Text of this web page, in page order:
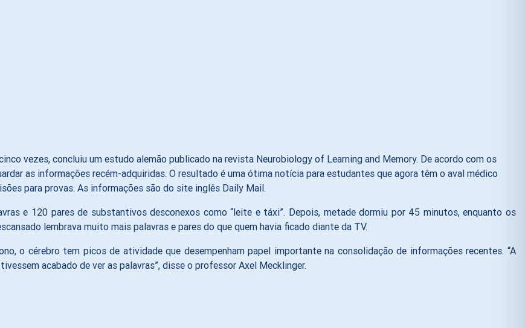
vezes, concluiu um estudo alemão publicado na revista Neurobiology of Learning and Memory. De acordo com os
as informações recém-adquiridas. O resultado é uma ótima notícia para estudantes que agora têm o aval médico
para provas. As informações são do site inglês Daily Mail.
e 120 pares de substantivos desconexos como “leite e táxi”. Depois, metade dormiu por 45 minutos, enquanto os
lembrava muito mais palavras e pares do que quem havia ficado diante da TV.
o cérebro tem picos de atividade que desempenham papel importante na consolidação de informações recentes. “A
acabado de ver as palavras”, disse o professor Axel Mecklinger.